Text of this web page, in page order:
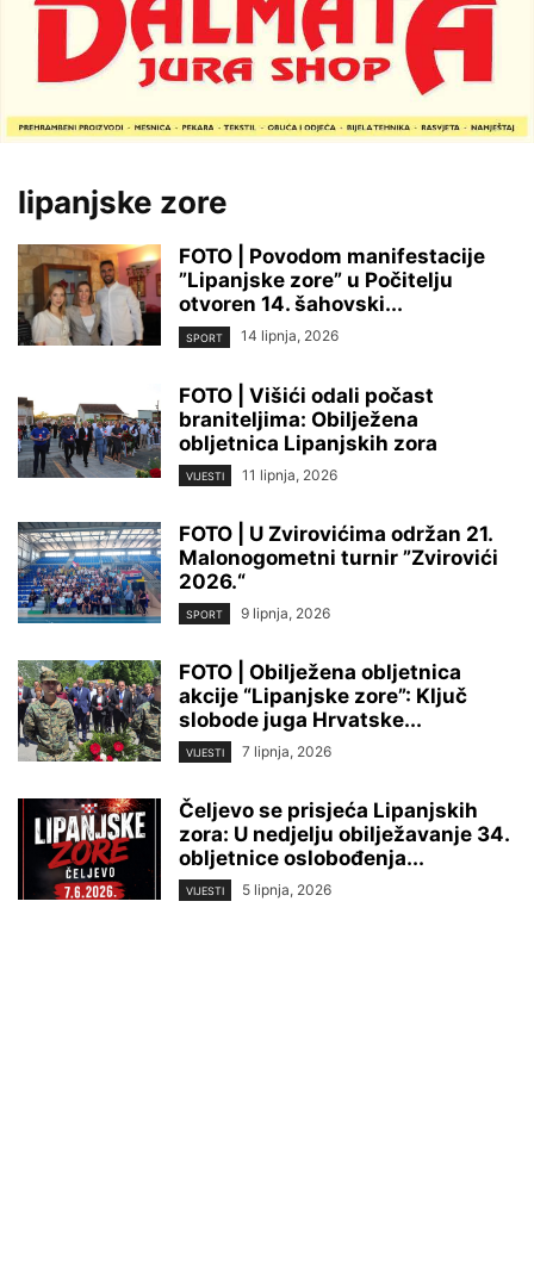
lipanjske zore
FOTO | Povodom manifestacije
”Lipanjske zore” u Počitelju
otvoren 14. šahovski...
SPORT 14 lipnja, 2026
FOTO | Višići odali počast
braniteljima: Obilježena
obljetnica Lipanjskih zora
VIJESTI 11 lipnja, 2026
FOTO | U Zvirovićima održan 21.
Malonogometni turnir ”Zvirovići
2026.“
SPORT 9 lipnja, 2026
FOTO | Obilježena obljetnica
akcije “Lipanjske zore”: Ključ
slobode juga Hrvatske...
VIJESTI 7 lipnja, 2026
Čeljevo se prisjeća Lipanjskih
zora: U nedjelju obilježavanje 34.
obljetnice oslobođenja...
VIJESTI 5 lipnja, 2026